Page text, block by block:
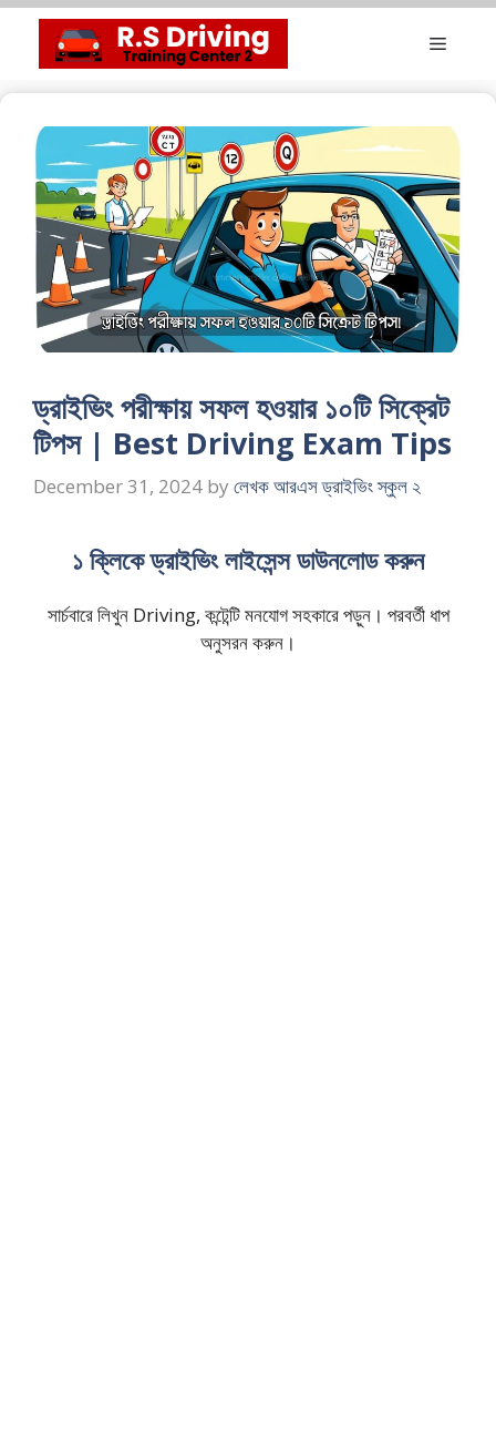
content
Menu
ড্রাইভিং পরীক্ষায় সফল হওয়ার ১০টি সিক্রেট
টিপস | Best Driving Exam Tips
December 31, 2024 by লেখক আরএস ড্রাইভিং স্কুল ২
১ ক্লিকে ড্রাইভিং লাইসেন্স ডাউনলোড করুন
সার্চবারে লিখুন Driving, কন্টেন্টি মনযোগ সহকারে পড়ুন। পরবর্তী ধাপ
অনুসরন করুন।